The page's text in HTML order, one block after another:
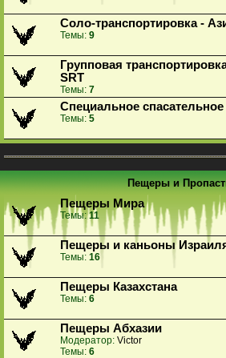
Соло-транспортировка -
Темы: 9
Групповая
SRT
Темы: 7
Специальное
Темы: 5
Пещеры и
Пещеры Мира
Темы:11
Пещеры и каньоны
Темы: 16
Пещеры Казахстана
Темы: 6
Пещеры Абхазии
Модератор: Victor
Темы: 6